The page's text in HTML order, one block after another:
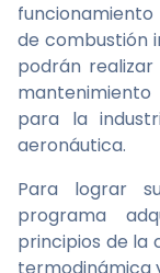
de combustión
podrán
para la
aeronáutica.
Para lograr
programa
principios de la